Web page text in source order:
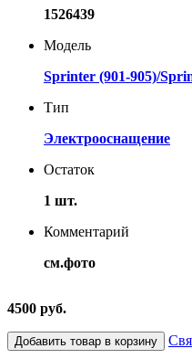
1526439
Модель
Sprinter (901-905)/
Тип
Электрооснащение
Остаток
1 шт.
Комментарий
см.фото
4500 руб.
Добавить товар в корзину